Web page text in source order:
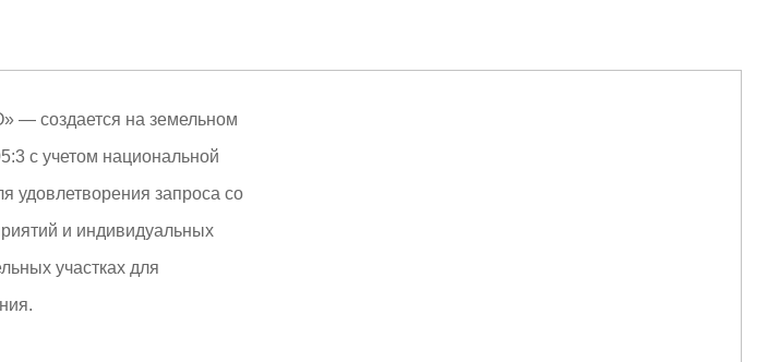
на земельном
с учетом национальной
удовлетворения запроса со
и индивидуальных
участках для